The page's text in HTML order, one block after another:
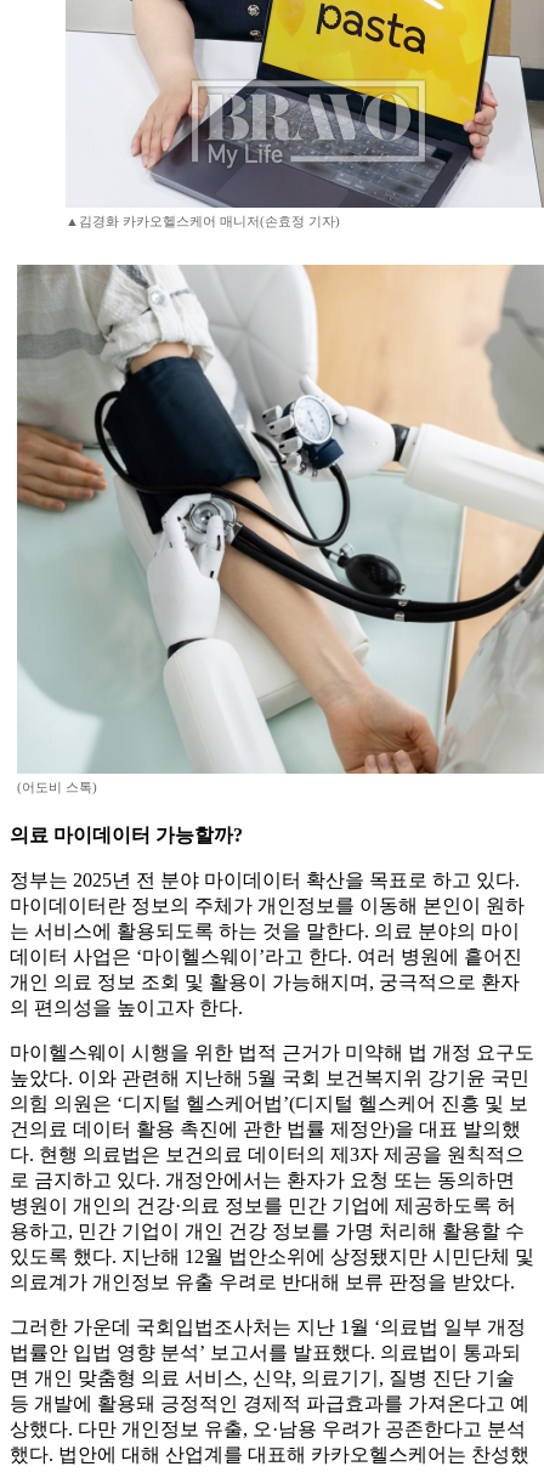
▲김경화 카카오헬스케어 매니저(손효정 기자)
(어도비 스톡)
의료 마이데이터 가능할까?
정부는 2025년 전 분야 마이데이터 확산을 목표로 하고 있다.
마이데이터란 정보의 주체가 개인정보를 이동해 본인이 원하
는 서비스에 활용되도록 하는 것을 말한다. 의료 분야의 마이
데이터 사업은 ‘마이헬스웨이’라고 한다. 여러 병원에 흩어진
개인 의료 정보 조회 및 활용이 가능해지며, 궁극적으로 환자
의 편의성을 높이고자 한다.
마이헬스웨이 시행을 위한 법적 근거가 미약해 법 개정 요구도
높았다. 이와 관련해 지난해 5월 국회 보건복지위 강기윤 국민
의힘 의원은 ‘디지털 헬스케어법’(디지털 헬스케어 진흥 및 보
건의료 데이터 활용 촉진에 관한 법률 제정안)을 대표 발의했
다. 현행 의료법은 보건의료 데이터의 제3자 제공을 원칙적으
로 금지하고 있다. 개정안에서는 환자가 요청 또는 동의하면
병원이 개인의 건강·의료 정보를 민간 기업에 제공하도록 허
용하고, 민간 기업이 개인 건강 정보를 가명 처리해 활용할 수
있도록 했다. 지난해 12월 법안소위에 상정됐지만 시민단체 및
의료계가 개인정보 유출 우려로 반대해 보류 판정을 받았다.
그러한 가운데 국회입법조사처는 지난 1월 ‘의료법 일부 개정
법률안 입법 영향 분석’ 보고서를 발표했다. 의료법이 통과되
면 개인 맞춤형 의료 서비스, 신약, 의료기기, 질병 진단 기술
등 개발에 활용돼 긍정적인 경제적 파급효과를 가져온다고 예
상했다. 다만 개인정보 유출, 오·남용 우려가 공존한다고 분석
했다. 법안에 대해 산업계를 대표해 카카오헬스케어는 찬성했